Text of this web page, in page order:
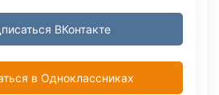
ВКонтакте
в Одноклассниках